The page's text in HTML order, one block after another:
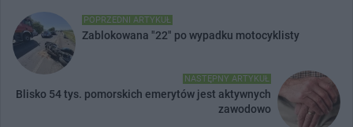
POPRZEDNI ARTYKUŁ
Zablokowana "22" po wypadku motocyklisty
NASTĘPNY ARTYKUŁ
Blisko 54 tys. pomorskich emerytów jest aktywnych
zawodowo